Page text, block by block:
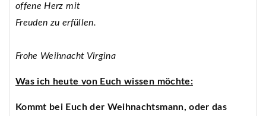
offene Herz mit
Freuden zu erfüllen.
Frohe Weihnacht Virgina
Was ich heute von Euch wissen möchte:
Kommt bei Euch der Weihnachtsmann, oder das